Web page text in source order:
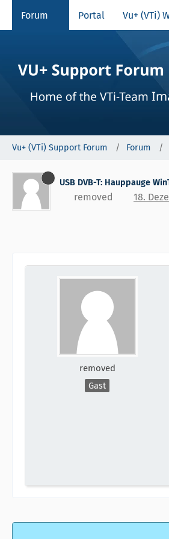
Forum Portal Vu+ (VTi)
Vu+ (VTi) Support Forum Forum
USB DVB-T: Hauppauge
removed 18.
removed
Gast